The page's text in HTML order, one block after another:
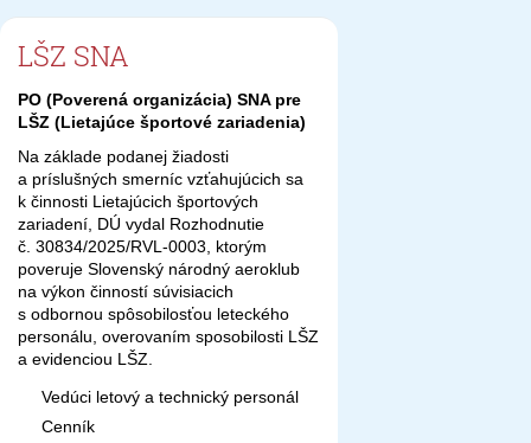
LŠZ SNA
PO (Poverená organizácia) SNA pre
LŠZ (Lietajúce športové zariadenia)
Na základe podanej žiadosti
a príslušných smerníc vzťahujúcich sa
k činnosti Lietajúcich športových
zariadení, DÚ vydal Rozhodnutie
č. 30834/2025/RVL-0003, ktorým
poveruje Slovenský národný aeroklub
na výkon činností súvisiacich
s odbornou spôsobilosťou leteckého
personálu, overovaním sposobilosti LŠZ
a evidenciou LŠZ.
Vedúci letový a technický personál
Cenník